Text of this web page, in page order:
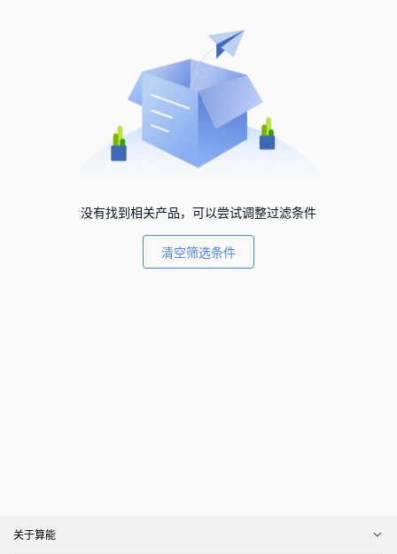
没有找到相关产品，可以尝试调整过滤条件
清空筛选条件
关于算能